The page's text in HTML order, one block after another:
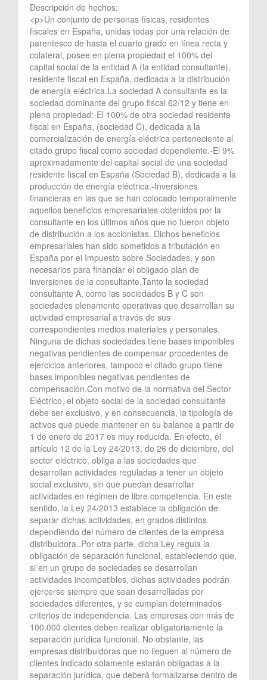
Descripción de hechos:
<p>Un conjunto de personas físicas, residentes
fiscales en España, unidas todas por una relación de
parentesco de hasta el cuarto grado en línea recta y
colateral, posee en plena propiedad el 100% del
capital social de la entidad A (la entidad consultante),
residente fiscal en España, dedicada a la distribución
de energía eléctrica.La sociedad A consultante es la
sociedad dominante del grupo fiscal 62/12 y tiene en
plena propiedad:-El 100% de otra sociedad residente
fiscal en España, (sociedad C), dedicada a la
comercialización de energía eléctrica perteneciente al
citado grupo fiscal como sociedad dependiente.-El 9%
aproximadamente del capital social de una sociedad
residente fiscal en España (Sociedad B), dedicada a la
producción de energía eléctrica.-Inversiones
financieras en las que se han colocado temporalmente
aquellos beneficios empresariales obtenidos por la
consultante en los últimos años que no fueron objeto
de distribución a los accionistas. Dichos beneficios
empresariales han sido sometidos a tributación en
España por el Impuesto sobre Sociedades, y son
necesarios para financiar el obligado plan de
inversiones de la consultante.Tanto la sociedad
consultante A, como las sociedades B y C son
sociedades plenamente operativas que desarrollan su
actividad empresarial a través de sus
correspondientes medios materiales y personales.
Ninguna de dichas sociedades tiene bases imponibles
negativas pendientes de compensar procedentes de
ejercicios anteriores, tampoco el citado grupo tiene
bases imponibles negativas pendientes de
compensación.Con motivo de la normativa del Sector
Eléctrico, el objeto social de la sociedad consultante
debe ser exclusivo, y en consecuencia, la tipología de
activos que puede mantener en su balance a partir de
1 de enero de 2017 es muy reducida. En efecto, el
artículo 12 de la Ley 24/2013, de 26 de diciembre, del
sector eléctrico, obliga a las sociedades que
desarrollan actividades reguladas a tener un objeto
social exclusivo, sin que puedan desarrollar
actividades en régimen de libre competencia. En este
sentido, la Ley 24/2013 establece la obligación de
separar dichas actividades, en grados distintos
dependiendo del número de clientes de la empresa
distribuidora..Por otra parte, dicha Ley regula la
obligación de separación funcional, estableciendo que,
si en un grupo de sociedades se desarrollan
actividades incompatibles, dichas actividades podrán
ejercerse siempre que sean desarrolladas por
sociedades diferentes, y se cumplan determinados
criterios de independencia. Las empresas con más de
100.000 clientes deben realizar obligatoriamente la
separación jurídica funcional. No obstante, las
empresas distribuidoras que no lleguen al número de
clientes indicado solamente estarán obligadas a la
separación jurídica, que deberá formalizarse dentro de